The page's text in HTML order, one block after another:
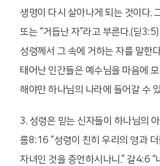
생명이 다시 살아나게 되는 것이다.
또는 “거듭난 자”라고 부른다.(딛
성령께서 그 속에 거하는 자를 말한
태어난 인간들은 예수님을 마음에
해야만 하나님의 나라에 들어갈 수
3. 성령은 믿는 신자들이 하나님의
롬8:16 “성령이 친히 우리의 영과
자녀인 것을 증언하시나니.” 갈4:6 “